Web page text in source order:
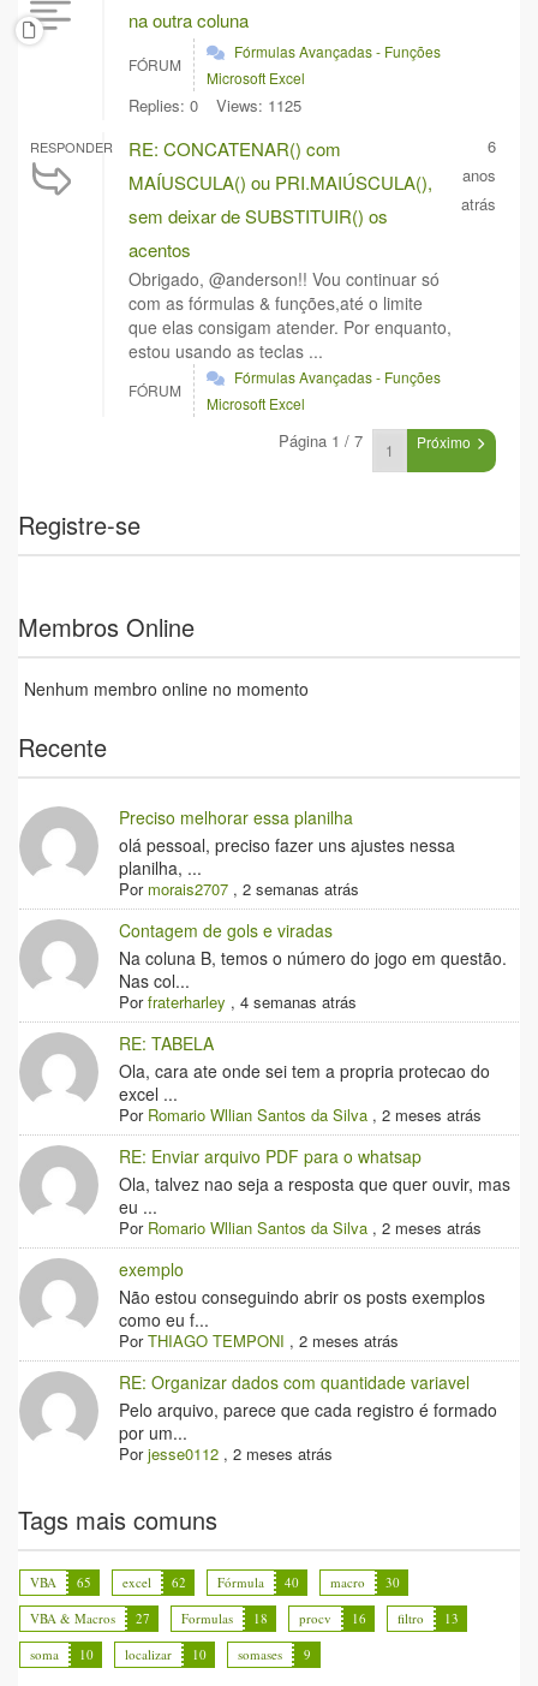
na outra coluna
FÓRUM
Fórmulas Avançadas - Funções
Microsoft Excel
Replies: 0 Views: 1125
RESPONDER
RE: CONCATENAR() com
MAÍUSCULA() ou PRI.MAIÚSCULA(),
sem deixar de SUBSTITUIR() os
acentos
Obrigado, @anderson!! Vou continuar só
com as fórmulas & funções,até o limite
que elas consigam atender. Por enquanto,
estou usando as teclas ...
6
anos
atrás
FÓRUM
Fórmulas Avançadas - Funções
Microsoft Excel
Página 1 / 7 Próximo
Registre-se
Membros Online
Nenhum membro online no momento
Recente
Preciso melhorar essa planilha
olá pessoal, preciso fazer uns ajustes nessa
planilha, ...
Por morais2707 ,2 semanas atrás
Contagem de gols e viradas
Na coluna B, temos o número do jogo em questão.
Nas col...
Porfraterharley ,4 semanas atrás
RE: TABELA
Ola, cara ate onde sei tem a propria protecao do
excel ...
Por Romario Wllian Santos da Silva ,2 meses atrás
RE: Enviar arquivo PDF para o whatsap
Ola, talvez nao seja a resposta que quer ouvir, mas
eu ...
Por Romario Wllian Santos da Silva ,2 meses atrás
exemplo
Não estou conseguindo abrir os posts exemplos
como eu f...
PorTHIAGO TEMPONI ,2 meses atrás
RE: Organizar dados com quantidade variavel
Pelo arquivo, parece que cada registro é formado
por um...
Porjesse0112 ,2 meses atrás
Tags mais comuns
VBA 65 excel 62 Fórmula 40 macro
30
VBA & Macros
27 Formulas 18 procv 16 filtro
13
soma
10 localizar 10 somases 9